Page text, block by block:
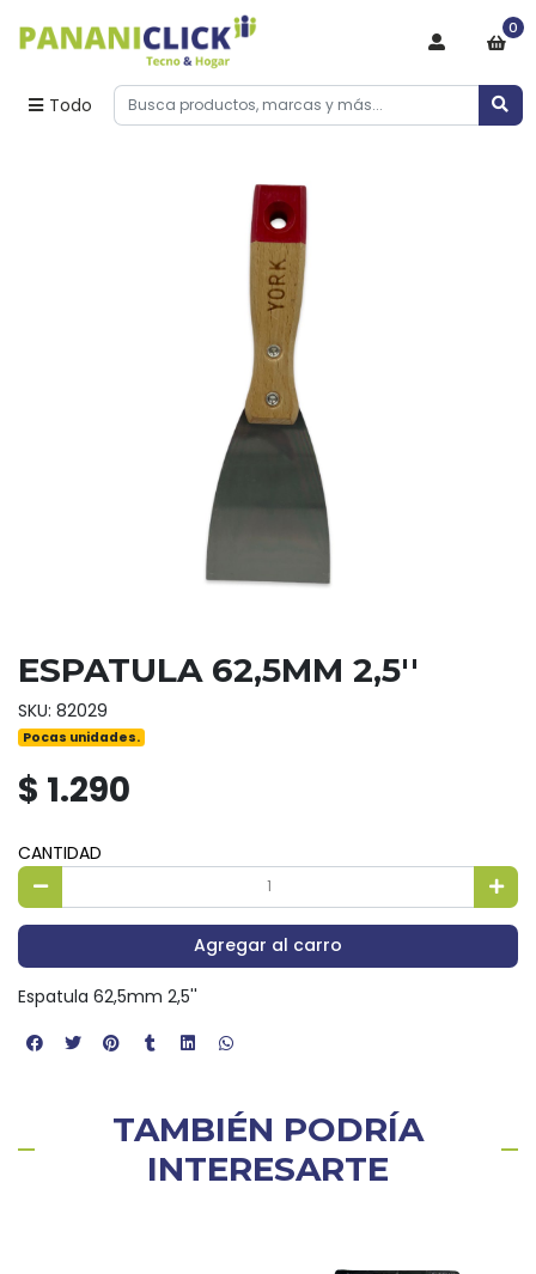
Todo
0
ESPATULA 62,5MM 2,5''
SKU: 82029
Pocas unidades.
$ 1.290
CANTIDAD
Agregar al carro
Espatula 62,5mm 2,5''
TAMBIÉN PODRÍA
INTERESARTE